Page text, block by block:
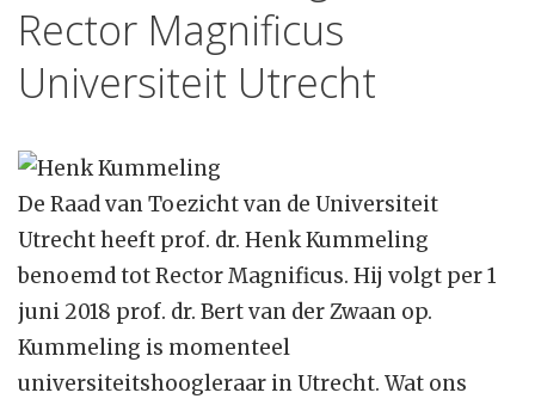
Rector Magnificus
Universiteit Utrecht
De Raad van Toezicht van de Universiteit
Utrecht heeft prof. dr. Henk Kummeling
benoemd tot Rector Magnificus. Hij volgt per 1
juni 2018 prof. dr. Bert van der Zwaan op.
Kummeling is momenteel
universiteitshoogleraar in Utrecht. Wat ons